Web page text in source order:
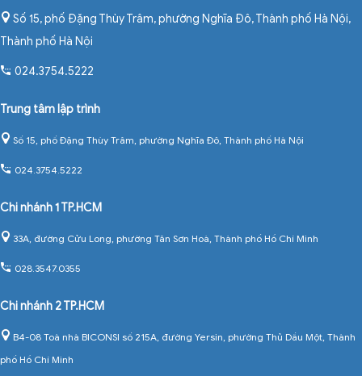
Số 15, phố Đặng Thùy Trâm, phường Nghĩa Đô, Thành phố Hà Nội,
Thành phố Hà Nội
024.3754.5222
Trung tâm lập trình
Số 15, phố Đặng Thùy Trâm, phường Nghĩa Đô, Thành phố Hà Nội
024.3754.5222
Chi nhánh 1 TP.HCM
33A, đường Cửu Long, phường Tân Sơn Hoà, Thành phố Hồ Chí Minh
028.3547.0355
Chi nhánh 2 TP.HCM
B4-08 Toà nhà BICONSI số 215A, đường Yersin, phường Thủ Dầu Một, Thành
phố Hồ Chí Minh